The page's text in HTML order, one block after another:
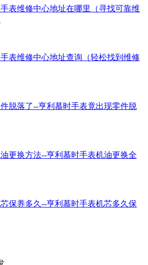
手表维修中心地址在哪里（寻找可靠维
手表维修中心地址查询（轻松找到维修
脱落了--亨利慕时手表竟出现零件脱
更换方法--亨利慕时手表机油更换全
保养多久--亨利慕时手表机芯多久保